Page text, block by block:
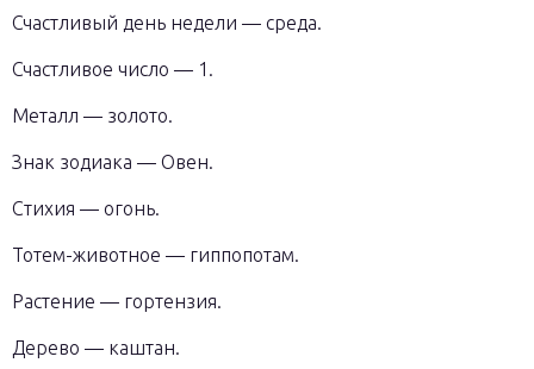
Счастливый день недели — среда.
Счастливое число — 1.
Металл — золото.
Знак зодиака — Овен.
Стихия — огонь.
Тотем-животное — гиппопотам.
Растение — гортензия.
Дерево — каштан.